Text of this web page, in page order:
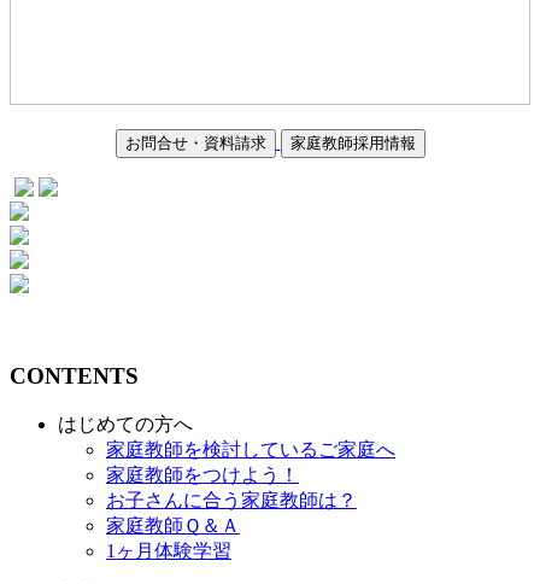
お問合せ・資料請求 家庭教師採用情報
CONTENTS
はじめての方へ
家庭教師を検討しているご家庭へ
家庭教師をつけよう！
お子さんに合う家庭教師は？
家庭教師Ｑ＆Ａ
1ヶ月体験学習